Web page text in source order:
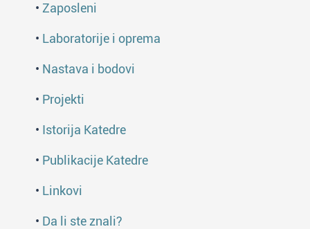
• Zaposleni
• Laboratorije i oprema
• Nastava i bodovi
• Projekti
• Istorija Katedre
• Publikacije Katedre
• Linkovi
• Da li ste znali?